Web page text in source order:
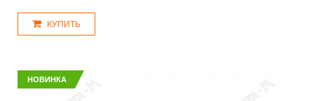
КУПИТЬ
НОВИНКА